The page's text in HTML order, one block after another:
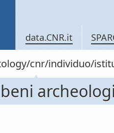
data.CNR.it
cnr/individuo/